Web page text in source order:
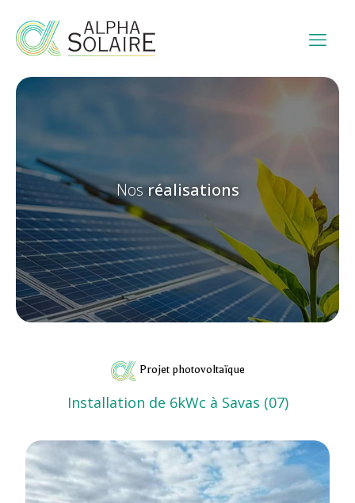
Nosréalisations
Projet photovoltaïque
Installation de 6kWc à Savas (07)